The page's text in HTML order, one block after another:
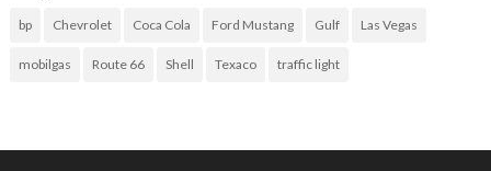
bp Chevrolet Coca Cola Ford Mustang Gulf Las Vegas
mobilgas Route 66 Shell Texaco traffic light